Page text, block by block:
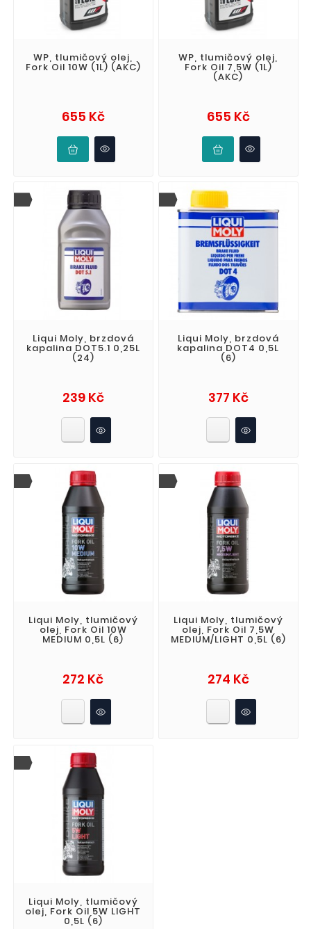
WP, tlumičový olej,
Fork Oil 10W (1L) (AKC)
655 KčCena
WP, tlumičový olej,
Fork Oil 7,5W (1L)
(AKC)
655 KčCena
Liqui Moly, brzdová
kapalina DOT5.1 0,25L
(24)
239 KčCena
Liqui Moly, brzdová
kapalina DOT4 0,5L
(6)
377 KčCena
Liqui Moly, tlumičový
olej, Fork Oil 10W
MEDIUM 0,5L (6)
272 KčCena
Liqui Moly, tlumičový
olej, Fork Oil 7,5W
MEDIUM/LIGHT 0,5L (6)
274 KčCena
Liqui Moly, tlumičový
olej, Fork Oil 5W LIGHT
0,5L (6)